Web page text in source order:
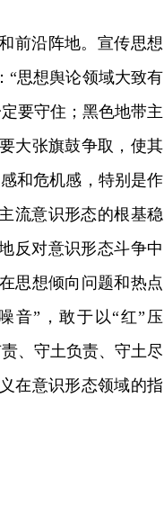
前沿阵地。宣传思想
“思想舆论领域大致有
要守住；黑色地带主
大张旗鼓争取，使其
和危机感，特别是作
流意识形态的根基稳
反对意识形态斗争中
思想倾向问题和热点
音”，敢于以“红”压
、守土负责、守土尽
在意识形态领域的指